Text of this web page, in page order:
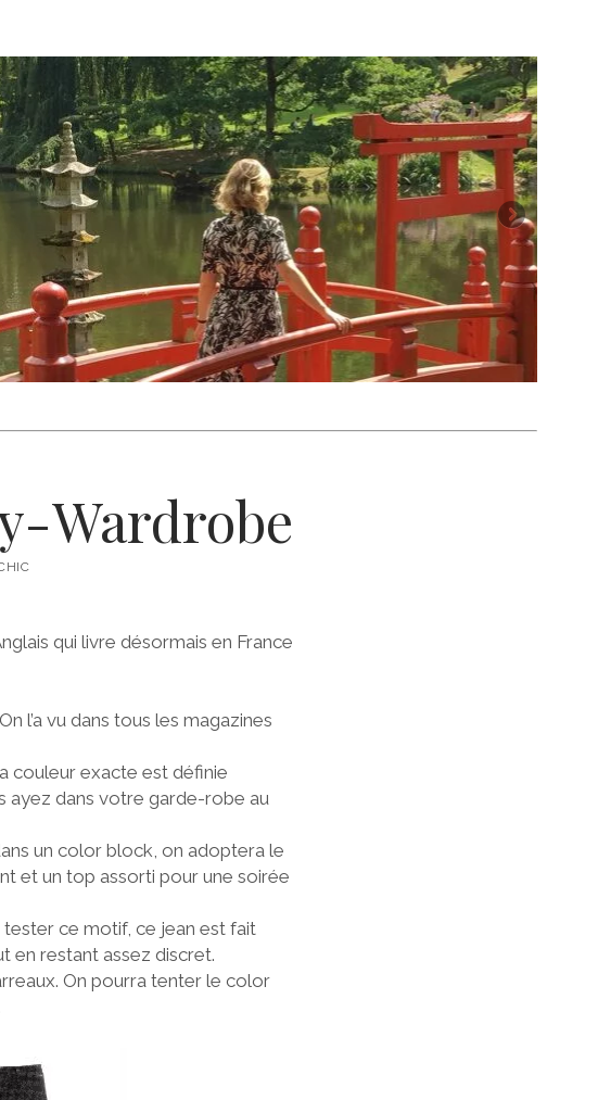
Wardrobe
qui livre désormais en France
l’a vu dans tous les magazines
couleur exacte est définie
ayez dans votre garde-robe au
un color block, on adoptera le
et un top assorti pour une soirée
tester ce motif, ce jean est fait
en restant assez discret.
On pourra tenter le color